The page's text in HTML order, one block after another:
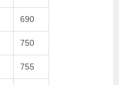
690
750
755